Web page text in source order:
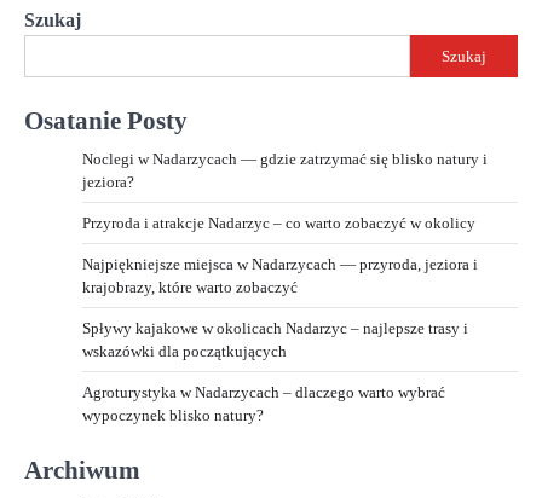
Szukaj
Szukaj
Osatanie Posty
Noclegi w Nadarzycach — gdzie zatrzymać się blisko natury i
jeziora?
Przyroda i atrakcje Nadarzyc – co warto zobaczyć w okolicy
Najpiękniejsze miejsca w Nadarzycach — przyroda, jeziora i
krajobrazy, które warto zobaczyć
Spływy kajakowe w okolicach Nadarzyc – najlepsze trasy i
wskazówki dla początkujących
Agroturystyka w Nadarzycach – dlaczego warto wybrać
wypoczynek blisko natury?
Archiwum